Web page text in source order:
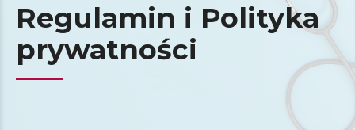
Regulamin i Polityka
prywatności